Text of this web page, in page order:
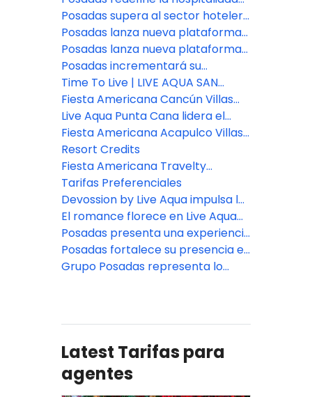
con el lanzamiento de Fiesta
Americana Travelty Exclusive
Experiences
Posadas supera al sector hotelero
en experiencia del cliente
Posadas lanza nueva plataforma
de reservas para asesores de
viajes
Posadas lanza nueva plataforma
de reservas para asesores de
viajes
Posadas incrementará su
inventario de habitaciones en un
7% este año
Time To Live | LIVE AQUA SAN
MIGUEL DE ALLENDE
Fiesta Americana Cancún Villas
presenta dos nuevas categorías
de Villas Premium en Punta
Cancún
Live Aqua Punta Cana lidera el
bienestar en República
Dominicana
Fiesta Americana Acapulco Villas:
Nuevos espacios para vivir
experiencias inolvidables
Resort Credits
Fiesta Americana Travelty
presenta nuevas marcas y
destinos.
Tarifas Preferenciales
Devossion by Live Aqua impulsa la
expansión de Posadas
El romance florece en Live Aqua
San Miguel de Allende
Posadas presenta una experiencia
de bienestar en Zamna Festival
2026
Posadas fortalece su presencia en
el sureste con la apertura del
Grupo Posadas representa lo
Latest Tarifas para
agentes